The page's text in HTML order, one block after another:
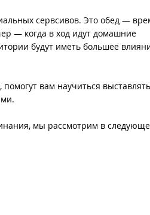
сервсивов. Это обед —
— когда в ход идут домашние
будут иметь большее
вам научиться
мы рассмотрим в